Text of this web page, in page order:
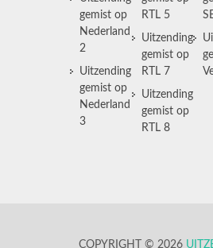
gemist op
Nederland
2
Uitzending
gemist op
Nederland
3
RTL 5
Uitzending
gemist op
RTL 7
Uitzending
gemist op
RTL 8
COPYRIGHT © 2026